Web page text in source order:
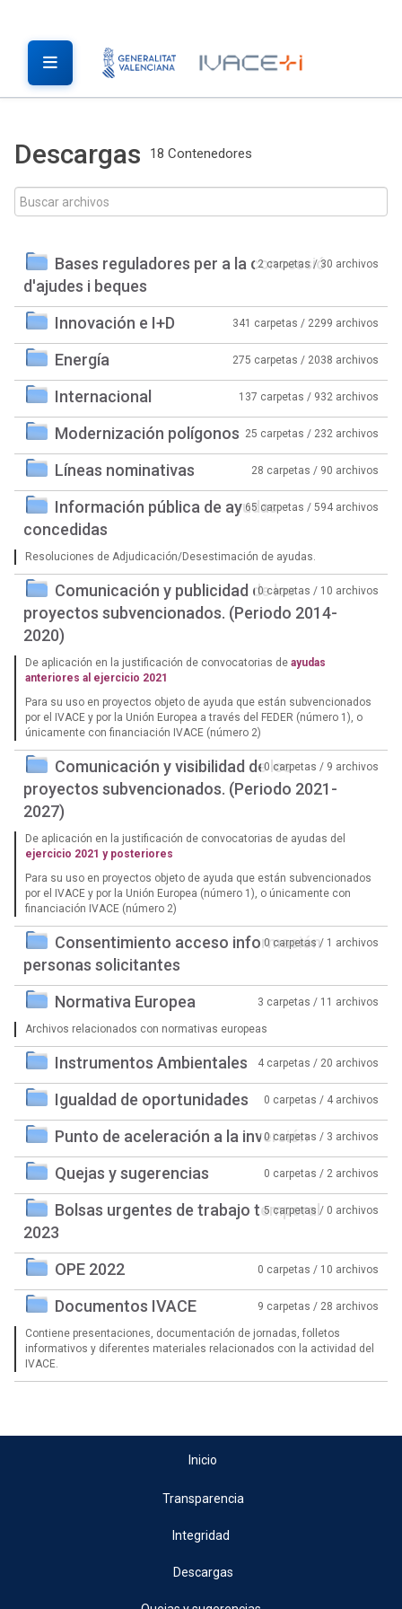
Descargas 18 Contenedores
Bases reguladores per a la concessió
d'ajudes i beques
2 carpetas / 30 archivos
Innovación e I+D 341 carpetas / 2299 archivos
Energía 275 carpetas / 2038 archivos
Internacional 137 carpetas / 932 archivos
Modernización polígonos 25 carpetas / 232 archivos
Líneas nominativas 28 carpetas / 90 archivos
Información pública de ayudas
concedidas
65 carpetas / 594 archivos
Resoluciones de Adjudicación/Desestimación de ayudas.
Comunicación y publicidad de los
proyectos subvencionados. (Periodo 2014-
2020)
0 carpetas / 10 archivos
De aplicación en la justificación de convocatorias de ayudas
anteriores al ejercicio 2021
Para su uso en proyectos objeto de ayuda que están subvencionados
por el IVACE y por la Unión Europea a través del FEDER (número 1), o
únicamente con financiación IVACE (número 2)
Comunicación y visibilidad de los
proyectos subvencionados. (Periodo 2021-
2027)
0 carpetas / 9 archivos
De aplicación en la justificación de convocatorias de ayudas del
ejercicio 2021 y posteriores
Para su uso en proyectos objeto de ayuda que están subvencionados
por el IVACE y por la Unión Europea (número 1), o únicamente con
financiación IVACE (número 2)
Consentimiento acceso información
personas solicitantes
0 carpetas / 1 archivos
Normativa Europea 3 carpetas / 11 archivos
Archivos relacionados con normativas europeas
Instrumentos Ambientales 4 carpetas / 20 archivos
Igualdad de oportunidades 0 carpetas / 4 archivos
Punto de aceleración a la inversión0 carpetas / 3 archivos
Quejas y sugerencias 0 carpetas / 2 archivos
Bolsas urgentes de trabajo temporal
2023
5 carpetas / 0 archivos
OPE 2022 0 carpetas / 10 archivos
Documentos IVACE 9 carpetas / 28 archivos
Contiene presentaciones, documentación de jornadas, folletos
informativos y diferentes materiales relacionados con la actividad del
IVACE.
Inicio
Transparencia
Integridad
Descargas